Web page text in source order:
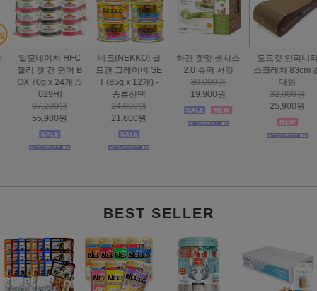
하겐 캣잇 센시스
2.0 슈퍼 서킷
30,000원
19,900원
도트캣 인피니티
스크래처 83cm 초
대형
32,000원
25,900원
스마트하트 골드
나인케어 캣 피부&
피모 6kg
60,000원
49,000원
도트캣 스크래처
집콕 TV
16,000원
12,900원
BEST SELLER